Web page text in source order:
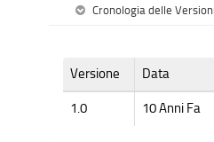
Cronologia delle Versioni
Versione Data
1.0 10 Anni Fa